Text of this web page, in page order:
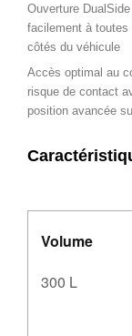
Ouverture
facilement à
côtés du véhicule
Accès optimal au
risque de contact
position avancée
Volume
300 L